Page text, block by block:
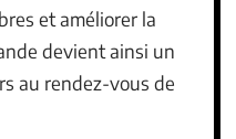
et améliorer la
devient ainsi un
au rendez-vous de